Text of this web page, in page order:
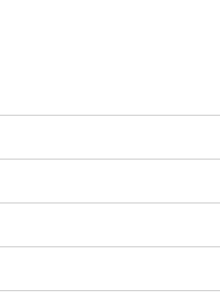
いお気に入りを見つけてみませんか？
アウトレット商品は対象外です。 ※商
願いいたします。 ② お問い合わせ内容